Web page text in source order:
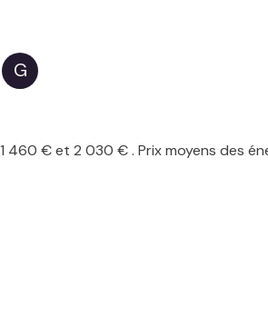
G
€ et 2 030 € . Prix moyens des